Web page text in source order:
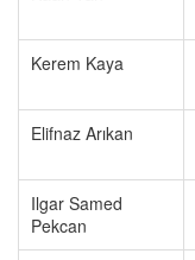
Kerem Kaya
Elifnaz Arıkan
Ilgar Samed
Pekcan